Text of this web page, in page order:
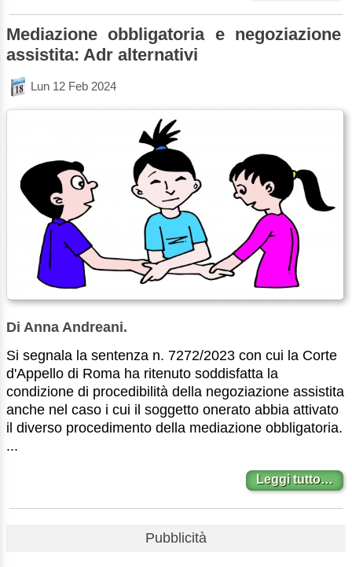
Mediazione obbligatoria e negoziazione
assistita: Adr alternativi
Lun 12 Feb 2024
Di Anna Andreani.
Si segnala la sentenza n. 7272/2023 con cui la Corte
d'Appello di Roma ha ritenuto soddisfatta la
condizione di procedibilità della negoziazione assistita
anche nel caso i cui il soggetto onerato abbia attivato
il diverso procedimento della mediazione obbligatoria.
...
Leggi tutto…
Pubblicità